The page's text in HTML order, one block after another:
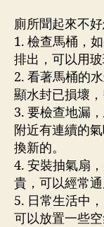
廁所聞起來不
1. 檢查馬桶，
排出，可以用玻
2. 看著馬桶的
顯水封已損壞，
3. 要檢查地漏
附近有連續的
換新的。
4. 安裝抽氣扇
貴，可以經常
5. 日常生活中
可以放置一些空